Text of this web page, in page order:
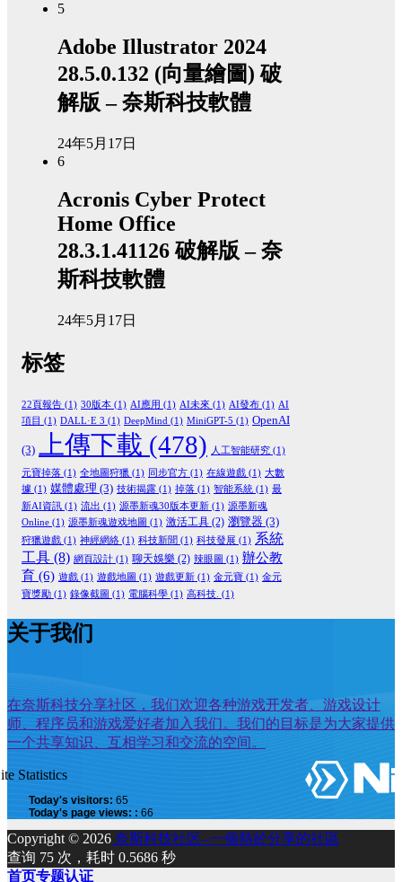
5
Adobe Illustrator 2024
28.5.0.132 (向量繪圖) 破
解版 – 奈斯科技軟體
24年5月17日
6
Acronis Cyber Protect
Home Office
28.3.1.41126 破解版 – 奈
斯科技軟體
24年5月17日
标签
22頁報告 (1) 30版本 (1) AI應用 (1) AI未來 (1) AI發布 (1) AI
項目 (1) DALL·E 3 (1) DeepMind (1) MiniGPT-5 (1) OpenAI
(3) 上傳下載 (478) 人工智能研究 (1)
元寶掉落 (1) 全地圖狩獵 (1) 同步官方 (1) 在線遊戲 (1) 大數
據 (1) 媒體處理 (3) 技術揭露 (1) 掉落 (1) 智能系統 (1) 最
新AI資訊 (1) 流出 (1) 源墨新魂30版本更新 (1) 源墨新魂
Online (1) 源墨新魂遊戏地圖 (1) 激活工具 (2) 瀏覽器 (3)
狩獵遊戲 (1) 神經網絡 (1) 科技新聞 (1) 科技發展 (1) 系統
工具 (8) 網頁設計 (1) 聊天娛樂 (2) 辣眼圖 (1) 辦公教
育 (6) 遊戲 (1) 遊戲地圖 (1) 遊戲更新 (1) 金元寶 (1) 金元
寶獎勵 (1) 錄像截圖 (1) 電腦科學 (1) 高科技. (1)
关于我们
在奈斯科技分享社区，我们欢迎各种游戏开发者、游戏设计
师、程序员和游戏爱好者加入我们。我们的目标是为大家提供
一个共享知识、互相学习和交流的空间。
Statistics
Today's visitors: 65
Today's page views: : 66
Copyright © 2026 奈斯科技社区--一個熱於分享的社區
查询 75 次，耗时 0.5686 秒
首页专题认证